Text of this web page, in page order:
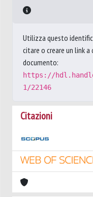
Utilizza questo
citare o creare un link a
documento:
https://
1/22146
Citazioni